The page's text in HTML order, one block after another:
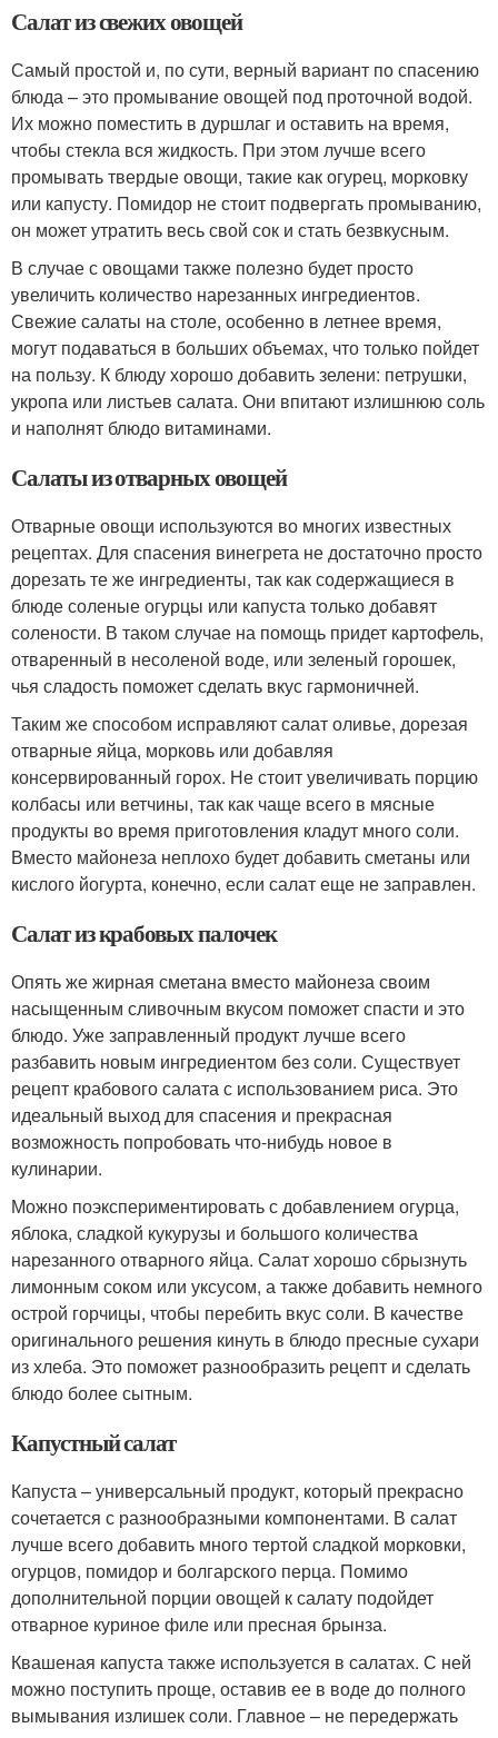
Салат из свежих овощей
Самый простой и, по сути, верный вариант по спасению
блюда – это промывание овощей под проточной водой.
Их можно поместить в дуршлаг и оставить на время,
чтобы стекла вся жидкость. При этом лучше всего
промывать твердые овощи, такие как огурец, морковку
или капусту. Помидор не стоит подвергать промыванию,
он может утратить весь свой сок и стать безвкусным.
В случае с овощами также полезно будет просто
увеличить количество нарезанных ингредиентов.
Свежие салаты на столе, особенно в летнее время,
могут подаваться в больших объемах, что только пойдет
на пользу. К блюду хорошо добавить зелени: петрушки,
укропа или листьев салата. Они впитают излишнюю соль
и наполнят блюдо витаминами.
Салаты из отварных овощей
Отварные овощи используются во многих известных
рецептах. Для спасения винегрета не достаточно просто
дорезать те же ингредиенты, так как содержащиеся в
блюде соленые огурцы или капуста только добавят
солености. В таком случае на помощь придет картофель,
отваренный в несоленой воде, или зеленый горошек,
чья сладость поможет сделать вкус гармоничней.
Таким же способом исправляют салат оливье, дорезая
отварные яйца, морковь или добавляя
консервированный горох. Не стоит увеличивать порцию
колбасы или ветчины, так как чаще всего в мясные
продукты во время приготовления кладут много соли.
Вместо майонеза неплохо будет добавить сметаны или
кислого йогурта, конечно, если салат еще не заправлен.
Салат из крабовых палочек
Опять же жирная сметана вместо майонеза своим
насыщенным сливочным вкусом поможет спасти и это
блюдо. Уже заправленный продукт лучше всего
разбавить новым ингредиентом без соли. Существует
рецепт крабового салата с использованием риса. Это
идеальный выход для спасения и прекрасная
возможность попробовать что-нибудь новое в
кулинарии.
Можно поэкспериментировать с добавлением огурца,
яблока, сладкой кукурузы и большого количества
нарезанного отварного яйца. Салат хорошо сбрызнуть
лимонным соком или уксусом, а также добавить немного
острой горчицы, чтобы перебить вкус соли. В качестве
оригинального решения кинуть в блюдо пресные сухари
из хлеба. Это поможет разнообразить рецепт и сделать
блюдо более сытным.
Капустный салат
Капуста – универсальный продукт, который прекрасно
сочетается с разнообразными компонентами. В салат
лучше всего добавить много тертой сладкой морковки,
огурцов, помидор и болгарского перца. Помимо
дополнительной порции овощей к салату подойдет
отварное куриное филе или пресная брынза.
Квашеная капуста также используется в салатах. С ней
можно поступить проще, оставив ее в воде до полного
вымывания излишек соли. Главное – не передержать